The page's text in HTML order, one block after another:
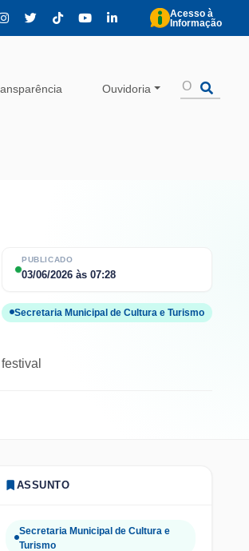
Acesso à
Informação
Ouvidoria
PUBLICADO
03/06/2026 às 07:28
Secretaria Municipal de Cultura e Turismo
ASSUNTO
Secretaria Municipal de Cultura e
Turismo